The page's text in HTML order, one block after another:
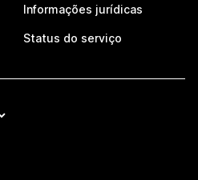
Informações jurídicas
Status do serviço